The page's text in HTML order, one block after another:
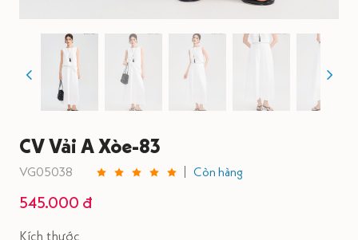
CV Vải A Xòe-83
VG05038 Còn hàng
545.000 đ
Kích thước